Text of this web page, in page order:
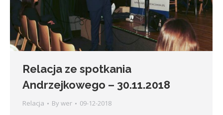
Relacja ze spotkania
Andrzejkowego – 30.11.2018
Relacja By wer 09-12-2018